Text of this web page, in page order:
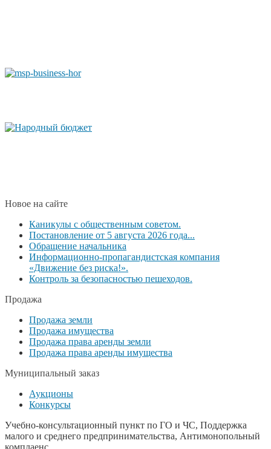
Новое на сайте
Каникулы с общественным советом.
Постановление от 5 августа 2026 года...
Обращение начальника
Информационно-пропагандистская компания
«Движение без риска!».
Контроль за безопасностью пешеходов.
Продажа
Продажа земли
Продажа имущества
Продажа права аренды земли
Продажа права аренды имущества
Муниципальный заказ
Аукционы
Конкурсы
Учебно-консультационный пункт по ГО и ЧС, Поддержка
малого и среднего предпринимательства, Антимонопольный